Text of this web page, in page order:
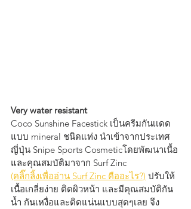
Very water resistant
Coco Sunshine Facestick เป็นครีมกันเเดด
แบบ mineral ชนิดแท่ง นำเข้าจากประเทศ
ญี่ปุ่น Snipe Sports Cosmeticโดยพัฒนาเนื้อ
และคุณสมบัติมาจาก Surf Zinc
(คลิ๊กลิ้งเพื่ออ่าน Surf Zinc คืออะไร?) ปรับให้
เนื้อเกลี่ยง่าย ติดผิวหน้า และมีคุณสมบัติกัน
น้ำ กันเหงื่อและติดแน่นแบบสุดๆเลย จึง